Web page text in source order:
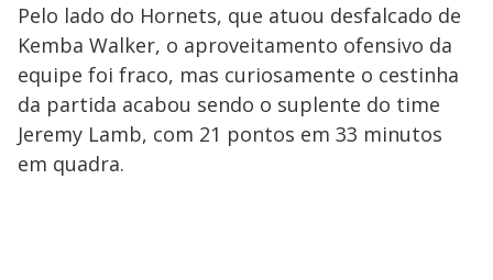
Pelo lado do Hornets, que atuou desfalcado de
Kemba Walker, o aproveitamento ofensivo da
equipe foi fraco, mas curiosamente o cestinha
da partida acabou sendo o suplente do time
Jeremy Lamb, com 21 pontos em 33 minutos
em quadra.